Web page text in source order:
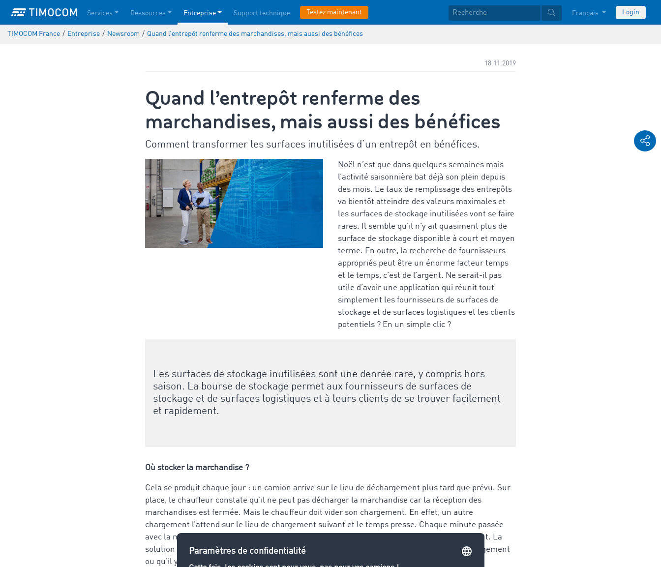
Services Ressources Entreprise Support technique Testez maintenant Français Login
TIMOCOM France / Entreprise / Newsroom / Quand l’entrepôt renferme des marchandises, mais aussi des bénéfices
18.11.2019
Quand l’entrepôt renferme des
marchandises, mais aussi des bénéfices
Comment transformer les surfaces inutilisées d’un entrepôt en bénéfices.
Noël n’est que dans quelques semaines mais
l’activité saisonnière bat déjà son plein depuis
des mois. Le taux de remplissage des entrepôts
va bientôt atteindre des valeurs maximales et
les surfaces de stockage inutilisées vont se faire
rares. Il semble qu’il n’y ait quasiment plus de
surface de stockage disponible à court et moyen
terme. En outre, la recherche de fournisseurs
appropriés peut être un énorme facteur temps
et le temps, c’est de l’argent. Ne serait-il pas
utile d’avoir une application qui réunit tout
simplement les fournisseurs de surfaces de
stockage et de surfaces logistiques et les clients
potentiels ? En un simple clic ?
Les surfaces de stockage inutilisées sont une denrée rare, y compris hors
saison. La bourse de stockage permet aux fournisseurs de surfaces de
stockage et de surfaces logistiques et à leurs clients de se trouver facilement
et rapidement.
Où stocker la marchandise ?
Cela se produit chaque jour : un camion arrive sur le lieu de déchargement plus tard que prévu. Sur
place, le chauffeur constate qu’il ne peut pas décharger la marchandise car la réception des
marchandises est fermée. Mais le chauffeur doit vider son chargement. En effet, un autre
chargement l’attend sur le lieu de chargement suivant et le temps presse. Chaque minute passée
avec la marchandise dans le camion coûte de l’argent. Il doit trouver une solution rapidement. La
solution ? Une bourse de stockage. Qu’il s’agisse d’un problème urgent sur le lieu de déchargement
ou qu’il y ait un besoin urgent de surface de stockage supplémentaire en raison de l’activité